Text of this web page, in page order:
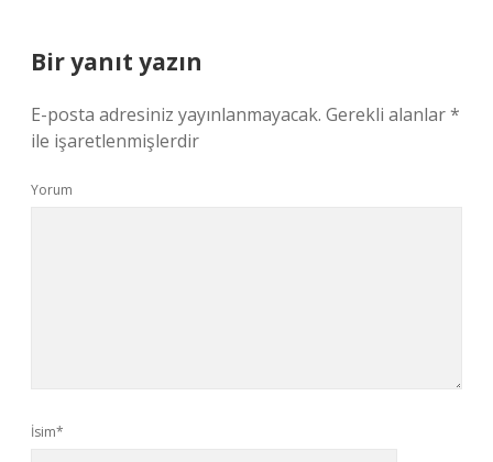
Bir yanıt yazın
E-posta adresiniz yayınlanmayacak. Gerekli alanlar*
ile işaretlenmişlerdir
Yorum
İsim*